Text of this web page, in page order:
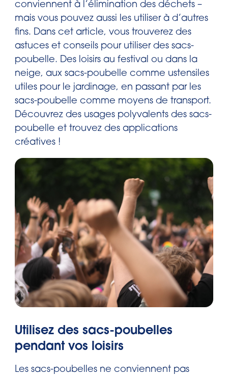
conviennent à l’élimination des déchets –
mais vous pouvez aussi les utiliser à d’autres
fins. Dans cet article, vous trouverez des
astuces et conseils pour utiliser des sacs-
poubelle. Des loisirs au festival ou dans la
neige, aux sacs-poubelle comme ustensiles
utiles pour le jardinage, en passant par les
sacs-poubelle comme moyens de transport.
Découvrez des usages polyvalents des sacs-
poubelle et trouvez des applications
créatives !
Utilisez des sacs-poubelles
pendant vos loisirs
Les sacs-poubelles ne conviennent pas